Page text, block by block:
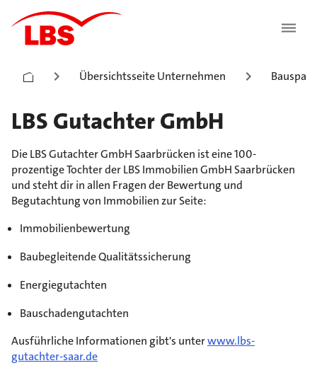
Übersichtsseite Unternehmen
LBS Gutachter GmbH
Die LBS Gutachter GmbH Saarbrücken ist eine 100-
prozentige Tochter der LBS Immobilien GmbH Saarbrücken
und steht dir in allen Fragen der Bewertung und
Begutachtung von Immobilien zur Seite:
Immobilienbewertung
Baubegleitende Qualitätssicherung
Energiegutachten
Bauschadengutachten
Ausführliche Informationen gibt's unterwww.lbs-
gutachter-saar.de